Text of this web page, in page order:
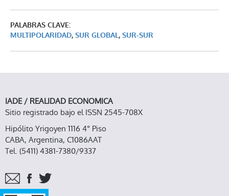
PALABRAS CLAVE:
MULTIPOLARIDAD, SUR GLOBAL, SUR-SUR
IADE / REALIDAD ECONOMICA
Sitio registrado bajo el ISSN 2545-708X
Hipólito Yrigoyen 1116 4° Piso
CABA, Argentina, C1086AAT
Tel. (5411) 4381-7380/9337